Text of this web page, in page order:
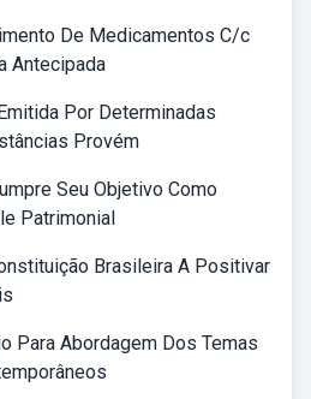
De Medicamentos C/c
Antecipada
Por Determinadas
Provém
Seu Objetivo Como
Patrimonial
Brasileira A Positivar
Para Abordagem Dos Temas